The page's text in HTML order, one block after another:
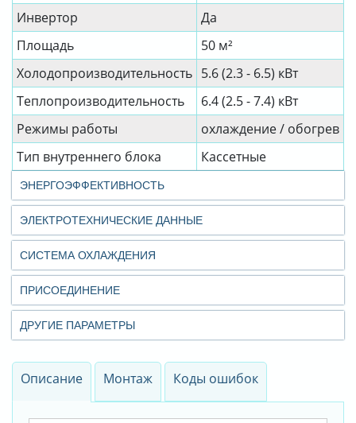
Инвертор
Да
Площадь
50 м²
Холодопроизводительность 5.6 (2.3 - 6.5) кВт
Теплопроизводительность
6.4 (2.5 - 7.4) кВт
Режимы работы
охлаждение / обогрев
Тип внутреннего блока
Кассетные
ЭНЕРГОЭФФЕКТИВНОСТЬ
ЭЛЕКТРОТЕХНИЧЕСКИЕ ДАННЫЕ
СИСТЕМА ОХЛАЖДЕНИЯ
ПРИСОЕДИНЕНИЕ
ДРУГИЕ ПАРАМЕТРЫ
Описание Монтаж Коды ошибок